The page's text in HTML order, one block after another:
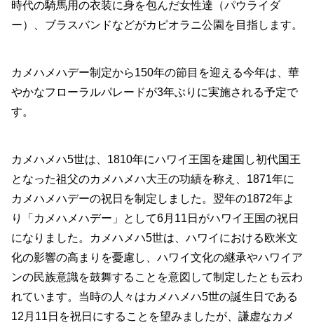
時代の騎馬用の衣装に身を包んだ女性達（パウライダ
ー）、ブラスバンドなどがカピオラニ公園を目指します。
カメハメハデー制定から150年の節目を迎える今年は、華
やかなフローラルパレードが3年ぶりに実施される予定で
す。
カメハメハ5世は、1810年にハワイ王国を建国し初代国王
となった祖父のカメハメハ大王の功績を称え、1871年に
カメハメハデーの祝日を制定しました。翌年の1872年よ
り「カメハメハデー」として6月11日がハワイ王国の祝日
になりました。カメハメハ5世は、ハワイにおける欧米文
化の影響の高まりを憂慮し、ハワイ文化の継承やハワイア
ンの民族意識を鼓舞することを意図して制定したとも云わ
れています。当時の人々はカメハメハ5世の誕生日である
12月11日を祝日にすることを望みましたが、謙虚なカメ